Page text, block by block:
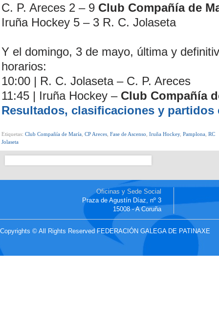
C. P. Areces 2 – 9 Club Compañía de
Iruña Hockey 5 – 3 R. C. Jolaseta
Y el domingo, 3 de mayo, última y
horarios:
10:00 | R. C. Jolaseta – C. P. Areces
11:45 | Iruña Hockey – Club Compañía
Resultados, clasificaciones y partidos
Etiquetas: Club Compañía de María CP Areces Fase de Ascenso Iruña Hockey, Pamplona RC
Jolaseta
Oficinas y Sede Social
Praza de Agustín Díaz, nº 3
15008 - A Coruña
Copyrights © All Rights Reserved FEDERACIÓN GALEGA DE PATINAXE